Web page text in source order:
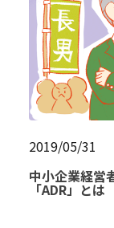
2019/05/31
中小企業経営
「ADR」とは